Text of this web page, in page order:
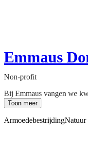
Emmaus
Non-profit
Bij Emmaus vangen we
Toon meer
Armoedebestrijding